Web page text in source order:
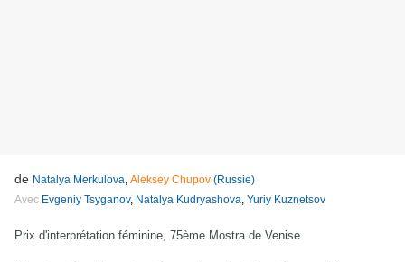
de Natalya Merkulova, Aleksey Chupov (Russie)
Avec Evgeniy Tsyganov, Natalya Kudryashova, Yuriy Kuznetsov
Prix d'interprétation féminine, 75ème Mostra de Venise